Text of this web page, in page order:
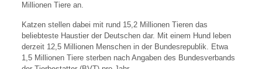
Millionen Tiere an.
Katzen stellen dabei mit rund 15,2 Millionen Tieren das
beliebteste Haustier der Deutschen dar. Mit einem Hund leben
derzeit 12,5 Millionen Menschen in der Bundesrepublik. Etwa
1,5 Millionen Tiere sterben nach Angaben des Bundesverbands